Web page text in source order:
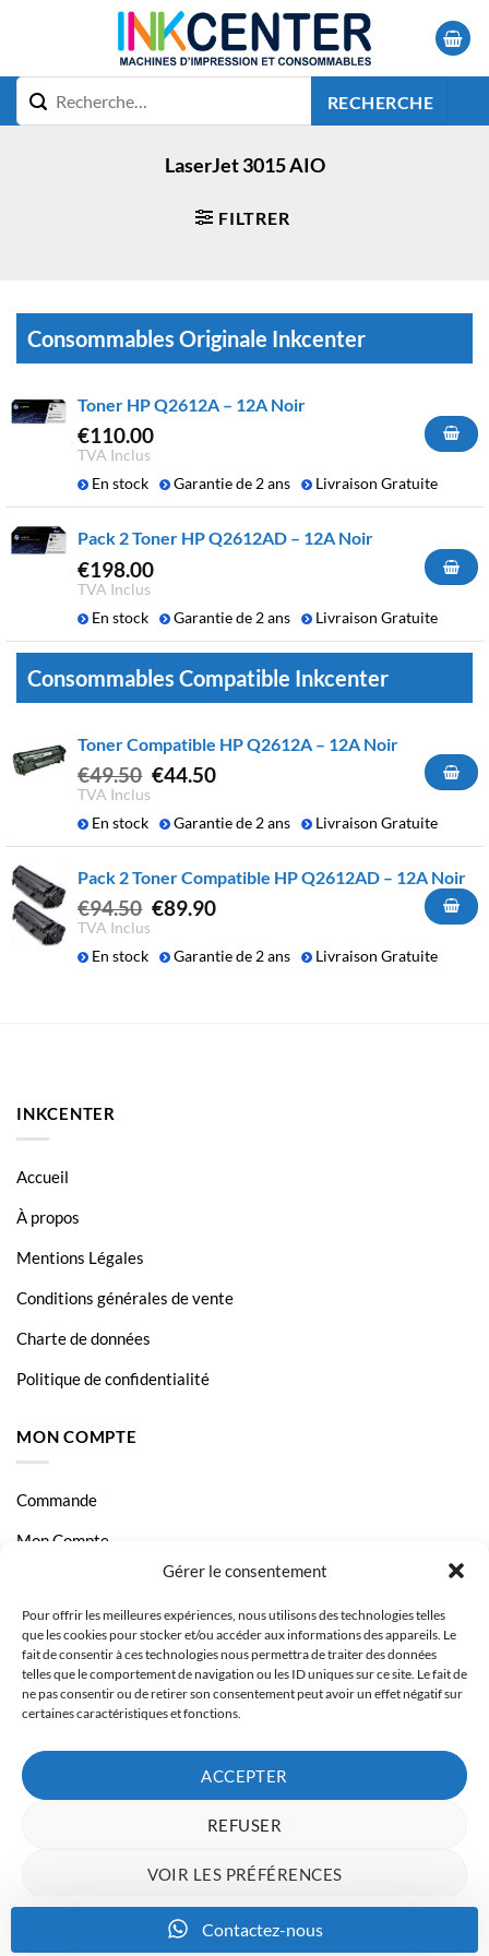
Gérer le consentement
Pour offrir les meilleures expériences, nous utilisons des technologies telles
que les cookies pour stocker et/ou accéder aux informations des appareils. Le
fait de consentir à ces technologies nous permettra de traiter des données
telles que le comportement de navigation ou les ID uniques sur ce site. Le fait de
ne pas consentir ou de retirer son consentement peut avoir un effet négatif sur
certaines caractéristiques et fonctions.
ACCEPTER
REFUSER
VOIR LES PRÉFÉRENCES
Charte de donnéesPolitique de confidentialité
RECHERCHE
LaserJet 3015 AIO
FILTRER
Consommables Originale Inkcenter
Toner HP Q2612A – 12A Noir
€110.00
TVA Inclus
En stock
Garantie de 2 ans Livraison Gratuite
Pack 2 Toner HP Q2612AD – 12A Noir
€198.00
TVA Inclus
En stock
Garantie de 2 ans Livraison Gratuite
Consommables Compatible Inkcenter
Toner Compatible HP Q2612A – 12A Noir
€49.50
Le
initial
€44.50Le
actuel
TVA Inclus
En stock
Garantie de 2 ans Livraison Gratuite
Pack 2 Toner Compatible HP Q2612AD – 12A Noir
€94.50 Le
initial
€89.90Le
actuel
TVA Inclus
En stock
Garantie de 2 ans Livraison Gratuite
INKCENTER
Accueil
À propos
Mentions Légales
Conditions générales de vente
Charte de données
Politique de confidentialité
MON COMPTE
Commande
Mon Compte
Livraison et Paiement
Page Contact
Copyright 2023 © Inkcenter - Webdesign by
Contactez-nous